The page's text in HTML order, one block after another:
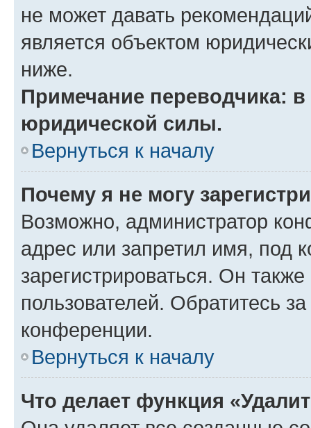
не может давать
является объектом
ниже.
Примечание переводчика:
юридической силы.
Вернуться к началу
Почему я не могу
Возможно, администратор
адрес или запретил имя, под
зарегистрироваться. Он
пользователей. Обратитесь
конференции.
Вернуться к началу
Что делает функция